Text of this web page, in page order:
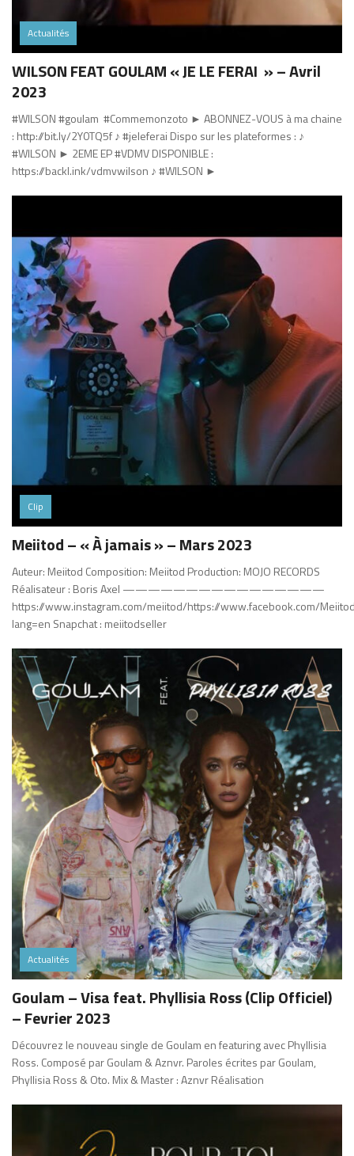
Actualités
WILSON FEAT GOULAM « JE LE FERAI » – Avril
2023
#WILSON​​​​ #goulam ​​​​ #Commemonzoto ► ABONNEZ-VOUS à ma chaine
: http://bit.ly/2Y0TQ5f​​​​ ♪ #jeleferai Dispo sur les plateformes : ♪
#WILSON​​​​ ► 2EME EP #VDMV​​​​ DISPONIBLE :
https://backl.ink/vdmvwilson ♪ #WILSON ►
Clip
Meiitod – « À jamais » – Mars 2023
Auteur: Meiitod Composition: Meiitod Production: MOJO RECORDS
Réalisateur : Boris Axel ————————————————
https://www.instagram.com/meiitod/https://www.facebook.com/
lang=en Snapchat : meiitodseller
Actualités
Goulam – Visa feat. Phyllisia Ross (Clip Officiel)
– Fevrier 2023
Découvrez le nouveau single de Goulam en featuring avec Phyllisia
Ross. Composé par Goulam & Aznvr. Paroles écrites par Goulam,
Phyllisia Ross & Oto. Mix & Master : Aznvr Réalisation